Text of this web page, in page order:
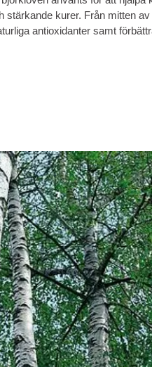
kurer. Från mitten
antioxidanter samt